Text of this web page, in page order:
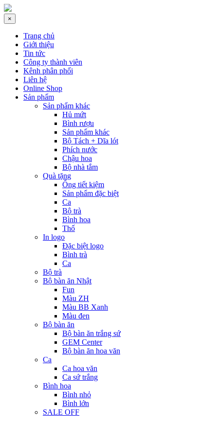
×
Trang chủ
Giới thiệu
Tin tức
Công ty thành viên
Kênh phân phối
Liên hệ
Online Shop
Sản phẩm
Sản phẩm khác
Hủ mứt
Bình rượu
Sản phẩm khác
Bộ Tách + Dĩa lót
Phích nước
Chậu hoa
Bộ nhà tắm
Quà tặng
Ống tiết kiệm
Sản phẩm đặc biệt
Ca
Bộ trà
Bình hoa
Thố
In logo
Đặc biệt logo
Bình trà
Ca
Bộ trà
Bộ bàn ăn Nhật
Fun
Màu ZH
Màu BB Xanh
Màu đen
Bộ bàn ăn
Bộ bàn ăn trắng sứ
GEM Center
Bộ bàn ăn hoa văn
Ca
Ca hoa văn
Ca sứ trắng
Bình hoa
Bình nhỏ
Bình lớn
SALE OFF